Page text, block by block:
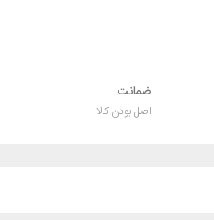
ضمانت
اصل بودن کالا